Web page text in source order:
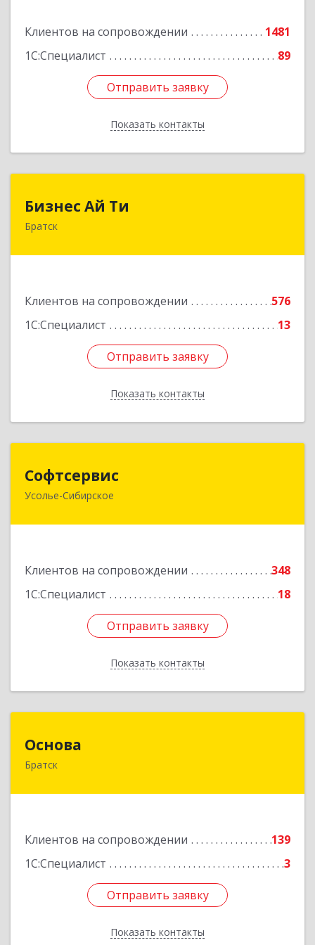
Клиентов на сопровождении
1481
1С:Специалист
89
Отправить заявку
Показать контакты
Отправить заявку
Назад
Бизнес Ай Ти
Братск
Клиентов на сопровождении
576
1С:Специалист
13
Отправить заявку
Показать контакты
665717, Иркутская обл, Братск г, Центральный
Отправить заявку
Назад
Софтсервис
Усолье-Сибирское
Клиентов на сопровождении
348
1С:Специалист
18
Отправить заявку
Показать контакты
665451, Иркутская обл, Усолье-Сибирское г,
Отправить заявку
Назад
Основа
Братск
Клиентов на сопровождении
139
1С:Специалист
3
Отправить заявку
Показать контакты
Отправить заявку
Назад